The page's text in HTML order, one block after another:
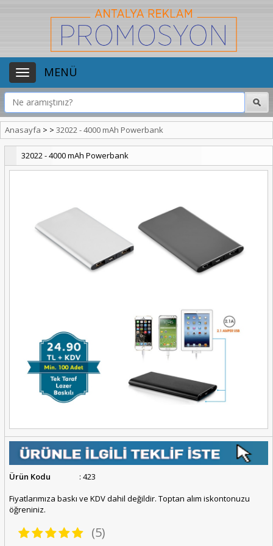
MENÜ
Anasayfa > > 32022 - 4000 mAh Powerbank
32022 - 4000 mAh Powerbank
Ürün Kodu
: 423
Fiyatlarımıza baskı ve KDV dahil değildir. Toptan alım iskontonuzu
öğreniniz.
(5)